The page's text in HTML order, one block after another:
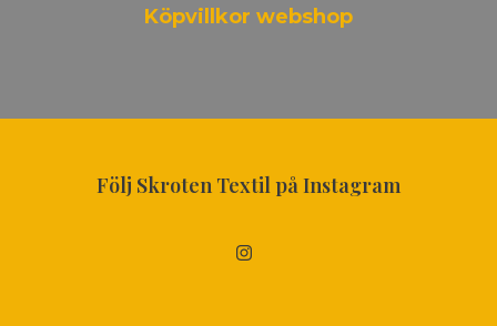
Köpvillkor webshop
Följ Skroten Textil på Instagram